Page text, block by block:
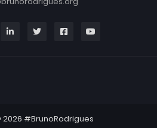
2026 #BrunoRodrigues